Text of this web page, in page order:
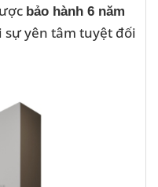
bảo hành 6 năm
sự yên tâm tuyệt đối